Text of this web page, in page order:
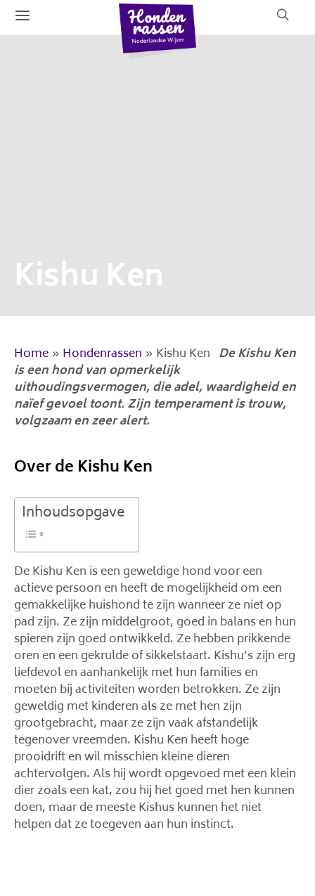
Kishu Ken
Home » Hondenrassen » Kishu Ken De Kishu Ken
is een hond van opmerkelijk
uithoudingsvermogen, die adel, waardigheid en
naïef gevoel toont. Zijn temperament is trouw,
volgzaam en zeer alert.
Over de Kishu Ken
Inhoudsopgave
De Kishu Ken is een geweldige hond voor een
actieve persoon en heeft de mogelijkheid om een ​​
gemakkelijke huishond te zijn wanneer ze niet op
pad zijn. Ze zijn middelgroot, goed in balans en hun
spieren zijn goed ontwikkeld. Ze hebben prikkende
oren en een gekrulde of sikkelstaart. Kishu’s zijn erg
liefdevol en aanhankelijk met hun families en
moeten bij activiteiten worden betrokken. Ze zijn
geweldig met kinderen als ze met hen zijn
grootgebracht, maar ze zijn vaak afstandelijk
tegenover vreemden. Kishu Ken heeft hoge
prooidrift en wil misschien kleine dieren
achtervolgen. Als hij wordt opgevoed met een klein
dier zoals een kat, zou hij het goed met hen kunnen
doen, maar de meeste Kishus kunnen het niet
helpen dat ze toegeven aan hun instinct.